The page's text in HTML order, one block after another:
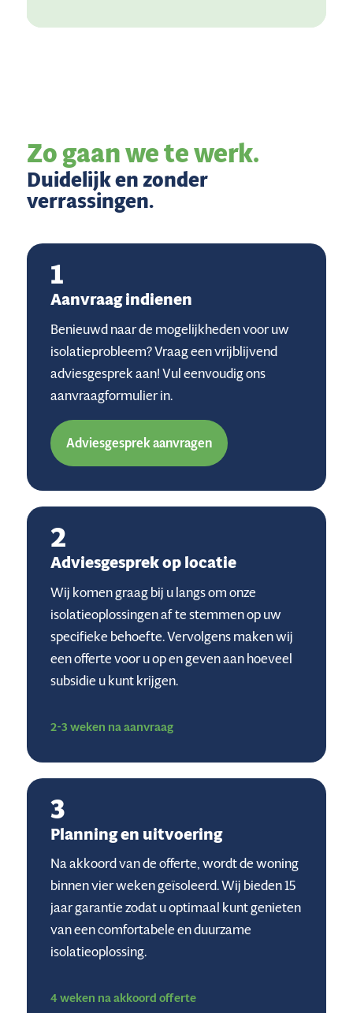
Zo gaan we te werk.
Duidelijk en zonder
verrassingen.
1
Aanvraag indienen
Benieuwd naar de mogelijkheden voor uw
isolatieprobleem? Vraag een vrijblijvend
adviesgesprek aan! Vul eenvoudig ons
aanvraagformulier in.
Adviesgesprek aanvragen
2
Adviesgesprek op locatie
Wij komen graag bij u langs om onze
isolatieoplossingen af te stemmen op uw
specifieke behoefte. Vervolgens maken wij
een offerte voor u op en geven aan hoeveel
subsidie u kunt krijgen.
2-3 weken na aanvraag
3
Planning en uitvoering
Na akkoord van de offerte, wordt de woning
binnen vier weken geïsoleerd. Wij bieden 15
jaar garantie zodat u optimaal kunt genieten
van een comfortabele en duurzame
isolatieoplossing.
4 weken na akkoord offerte